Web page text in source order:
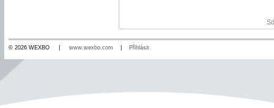
© 2026 WEXBO | www.wexbo.com Přihlásit